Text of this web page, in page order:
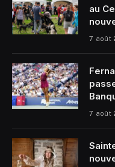
au
7 août
7 août